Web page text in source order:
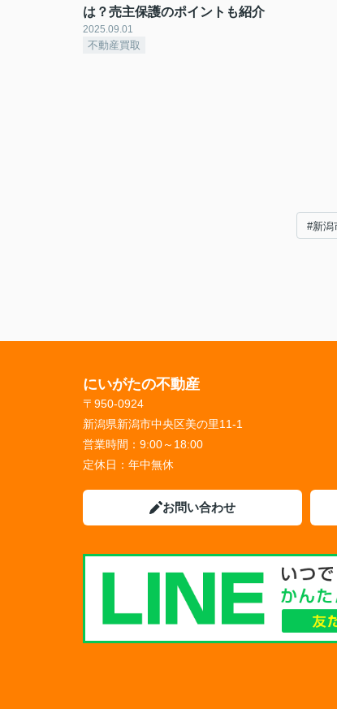
は？売主保護のポイントも紹介
2025.09.01
不動産買取
#新潟
にいがたの不動産
〒950-0924
新潟県新潟市中央区美の里11-1
営業時間： 9:00～18:00
定休日： 年中無休
お問い合わせ